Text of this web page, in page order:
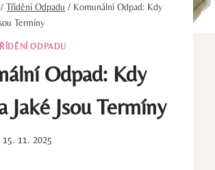
/ Třídění Odpadu / Komunální Odpad: Kdy
Termíny
ODPADU
Odpad: Kdy
Jaké Jsou Termíny
15. 11. 2025